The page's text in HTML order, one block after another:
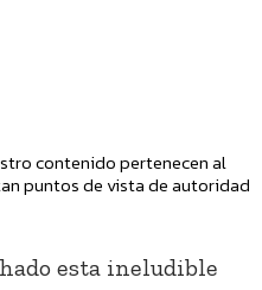
contenido pertenecen al
puntos de vista de autoridad
esta ineludible